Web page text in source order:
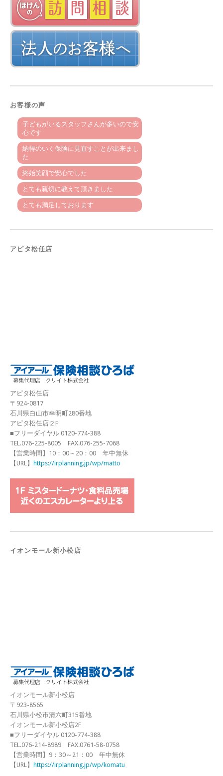
お客様の声
子どもがいるスタッフさんが多いので安
心です
納得のいく保険に見直すことが出来まし
た
終始笑顔で安心でした
とても親切に教えて頂きました
とても満足しております
アピタ松任店
アピタ松任店
〒924-0817
石川県白山市幸明町280番地
アピタ松任店２F
■フリーダイヤル 0120-774-388
TEL.076-225-8005 FAX.076-255-7068
【営業時間】10：00～20：00 年中無休
【URL】 https://irplanning.jp/wp/matto
イオンモール新小松店
イオンモール新小松店
〒923-8565
石川県小松市清六町315番地
イオンモール新小松店2F
■フリーダイヤル 0120-774-388
TEL.076-214-8989 FAX.0761-58-0758
【営業時間】9：30～21：00 年中無休
【URL】 https://irplanning.jp/wp/komatu